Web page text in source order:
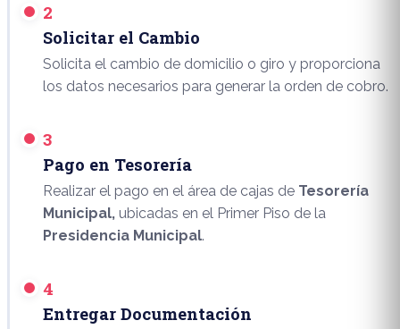
2
Solicitar el Cambio
Solicita el cambio de domicilio o giro y proporciona
los datos necesarios para generar la orden de cobro.
3
Pago en Tesorería
Realizar el pago en el área de cajas de Tesorería
Municipal, ubicadas en el Primer Piso de la
Presidencia Municipal.
4
Entregar Documentación